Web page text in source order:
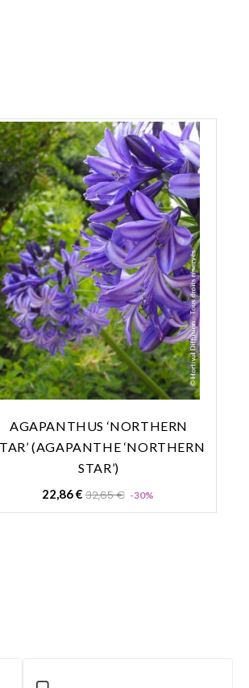
AGAPANTHUS ‘NORTHERN
(AGAPANTHE ‘NORTHERN
STAR’)
22,86 €Prix
32,65 € -30%